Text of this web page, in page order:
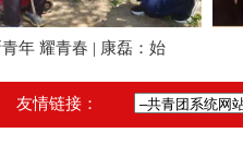
年 耀青春 | 康磊：始
友情链接：